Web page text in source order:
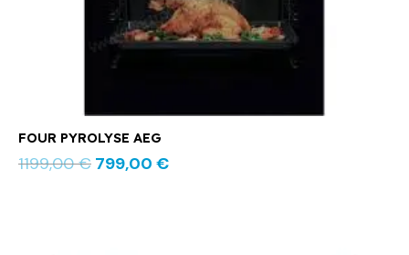
FOUR PYROLYSE AEG
1199,00€ 799,00 €